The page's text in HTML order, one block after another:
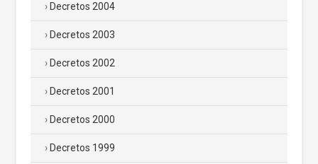
Decretos 2004
Decretos 2003
Decretos 2002
Decretos 2001
Decretos 2000
Decretos 1999